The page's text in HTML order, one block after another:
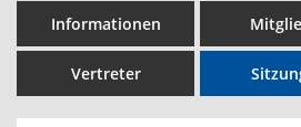
Informationen
Vertreter